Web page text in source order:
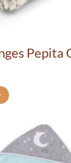
Pepita